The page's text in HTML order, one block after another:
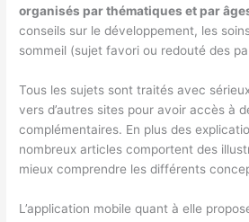
organisés par thématiques et par
conseils sur le développement, les
sommeil (sujet favori ou redouté des
Tous les sujets sont traités avec
vers d’autres sites pour avoir accès à
complémentaires. En plus des
nombreux articles comportent des
mieux comprendre les différents
L’application mobile quant à elle